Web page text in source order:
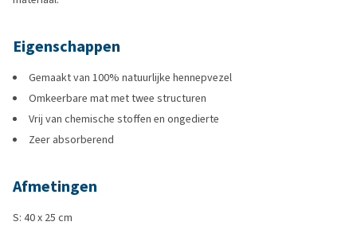
Eigenschappen
Gemaakt van 100% natuurlijke hennepvezel
Omkeerbare mat met twee structuren
Vrij van chemische stoffen en ongedierte
Zeer absorberend
Afmetingen
S: 40 x 25 cm